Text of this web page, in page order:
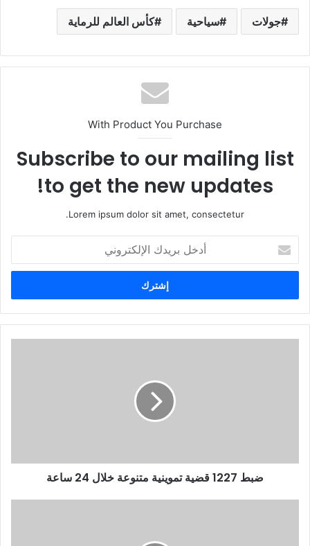
جولات سياحية كأس العالم للرماية
With Product You Purchase
Subscribe to our mailing list
to get the new updates!
Lorem ipsum dolor sit amet, consectetur.
خ
ب
ر
ر
ضبط 1227 قضية تموينية متنوعة خلال 24 ساعة